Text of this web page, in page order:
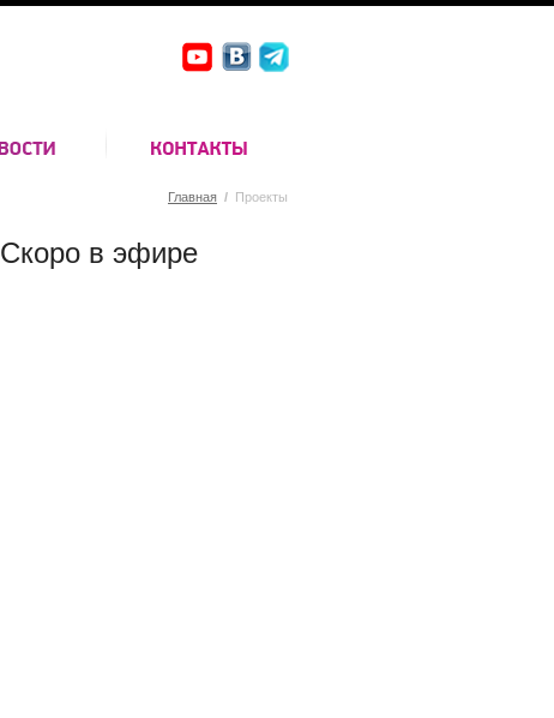
Главная / Проекты
Скоро в эфире